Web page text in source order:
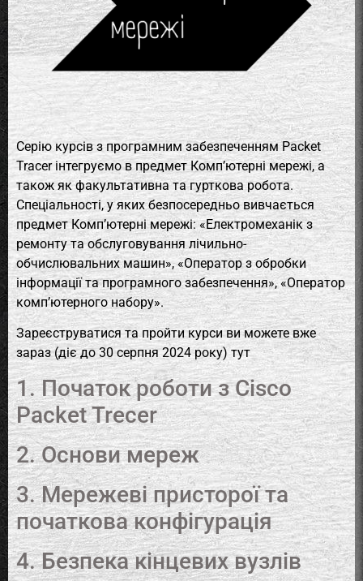
Серію курсів з програмним забезпеченням Packet
Tracer інтегруємо в предмет Комп’ютерні мережі, а
також як факультативна та гурткова робота.
Спеціальності, у яких безпосередньо вивчається
предмет Комп’ютерні мережі: «Електромеханік з
ремонту та обслуговування лічильно-
обчислювальних машин», «Оператор з обробки
інформації та програмного забезпечення», «Оператор
комп’ютерного набору».
Зареєструватися та пройти курси ви можете вже
зараз (діє до 30 серпня 2024 року) тут
1. Початок роботи з Cisco
Packet Trecer
2. Основи мереж
3. Мережеві присторої та
початкова конфігурація
4. Безпека кінцевих вузлів